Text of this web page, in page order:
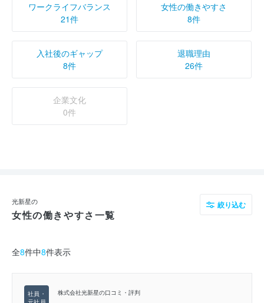
ワークライフバランス
21件
女性の働きやすさ
8件
入社後のギャップ
8件
退職理由
26件
企業文化
0件
光新星の
女性の働きやすさ一覧
絞り込む
全8件中8件表示
株式会社光新星の口コミ・評判